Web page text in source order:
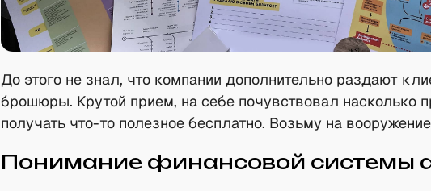
До этого не знал, что компании дополнительно раздают
брошюры. Крутой прием, на себе почувствовал насколько
получать что-то полезное бесплатно. Возьму на вооружение
Понимание финансовой системы